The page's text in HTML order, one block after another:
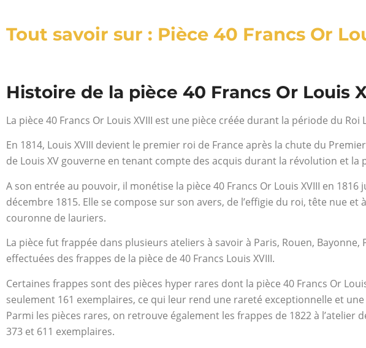
Tout savoir sur : Pièce 40 Francs Or
Histoire de la pièce 40 Francs Or Louis
La pièce 40 Francs Or Louis XVIII est une pièce créée durant la période du Roi
En 1814, Louis XVIII devient le premier roi de France après la chute du
de Louis XV gouverne en tenant compte des acquis durant la révolution et la
A son entrée au pouvoir, il monétise la pièce 40 Francs Or Louis XVIII en 1816
décembre 1815. Elle se compose sur son avers, de l’effigie du roi, tête nue et
couronne de lauriers.
La pièce fut frappée dans plusieurs ateliers à savoir à Paris, Rouen,
effectuées des frappes de la pièce de 40 Francs Louis XVIII.
Certaines frappes sont des pièces hyper rares dont la pièce 40 Francs Or
seulement 161 exemplaires, ce qui leur rend une rareté exceptionnelle et
Parmi les pièces rares, on retrouve également les frappes de 1822 à l’atelier
373 et 611 exemplaires.